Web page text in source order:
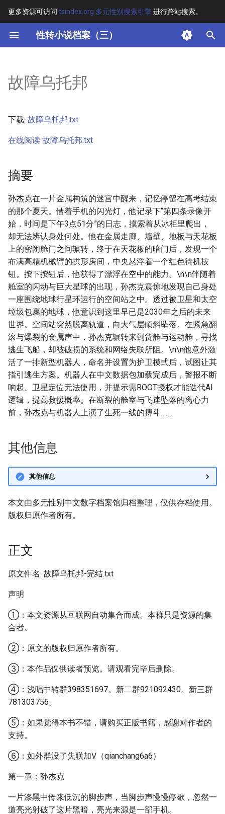
更多资源可访问 tsindex.org 多元性别搜索引擎进行跨站搜索。
性转小说档案（三）
键
开
搜
索
其他信息
正文
故障乌托邦
下载: 故障乌托邦.txt
在线阅读 故障乌托邦.txt
摘要
孙杰克在一片金属构筑的迷宫中醒来，记忆停留在高考结束
的那个夏天。借着手机的闪光灯，他记录下“第四条录像开
始，时间是下午3点51分”的日志，摸索着从冰柜里爬出，
却无法辨认身处何处。他在金属走廊、墙壁、地板与天花板
上的密闭舱门之间辗转，终于在天花板的暗门后，发现一个
布满高精机械臂的拱形房间，中央悬浮着一个红色待机按
钮。按下按钮后，他获得了漂浮在空中的能力。\n\n伴随着
舱室的闪动与巨大星球的出现，孙杰克震惊地发现自己身处
一座围绕地球行星环运行的空间站之中。透过被卫星和太空
垃圾包裹的地球，他意识到这里早已是2030年之后的未来
世界。空间站突然脱离轨道，向大气层倾斜坠落。在紧急翻
滚与爆裂的金属声中，孙杰克辗转来到货舱与运动舱，寻找
逃生飞船，却被破损的系统和网络失联所阻。\n\n他意外激
活了一排新型机器人，命名并设置为护卫模式后，试图让其
指引逃生方案。机器人在中文数据包加载完成后，警报不断
响起、卫星定位无法使用，并提示需ROOT授权才能迭代AI
逻辑，提高救援概率。在断裂的舱室与飞速坠落的离心力
前，孙杰克与机器人上演了生死一线的搏斗……
其他信息
其他信息
本文由多元性别中文数字档案馆归档整理，仅供存档使用。
版权归原作者所有。
正文
原文件名: 故障乌托邦-完结.txt
声明
①：本文资源从互联网自动集合而成。本群只是资源的集
合者。
②：原文的版权归原作者所有。
③：本作品仅供读者预览。请观看完毕后删除。
④：浅唱中转群398351697。新二群921092430。新三群
781303756。
⑤：如果觉得本书不错，请购买正版书籍，感谢对作者的
支持。
⑥：如外群没了失联加V（qianchang6a6）
第一章：孙杰克
一片漆黑中传来低沉的脚步声，当脚步声慢慢停歇，忽然一
道亮光射破了这片黑暗，亮光来源是一部手机。